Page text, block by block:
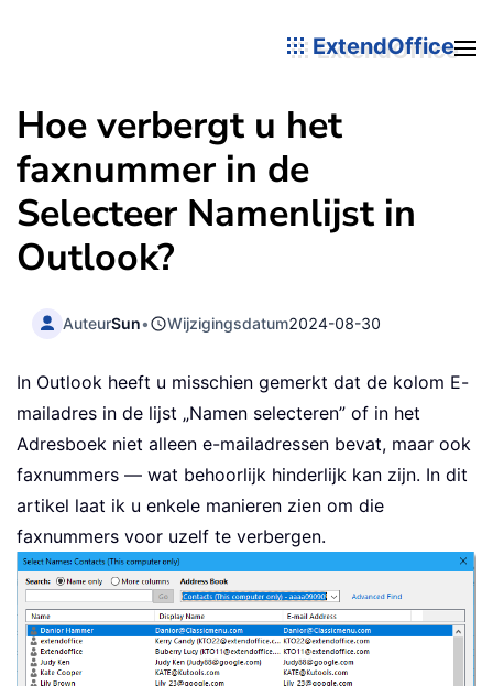
ExtendOffice
Hoe verbergt u het
faxnummer in de
Selecteer Namenlijst in
Outlook?
AuteurSun• Wijzigingsdatum2024-08-30
In Outlook heeft u misschien gemerkt dat de kolom E-
mailadres in de lijst „Namen selecteren” of in het
Adresboek niet alleen e-mailadressen bevat, maar ook
faxnummers — wat behoorlijk hinderlijk kan zijn. In dit
artikel laat ik u enkele manieren zien om die
faxnummers voor uzelf te verbergen.